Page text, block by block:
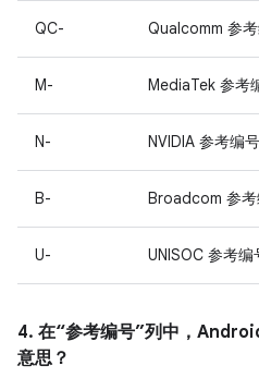
QC- Qualcomm 参
M- MediaTek 参考
N- NVIDIA 参考编号
B- Broadcom 参
U- UNISOC 参考编
4. 在“参考编号”列中，
意思？